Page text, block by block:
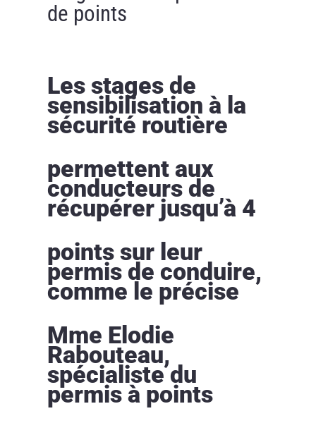
de points
Les stages de
sensibilisation à la
sécurité routière
permettent aux
conducteurs de
récupérer jusqu’à 4
points sur leur
permis de conduire,
comme le précise
Mme Elodie
Rabouteau,
spécialiste du
permis à points